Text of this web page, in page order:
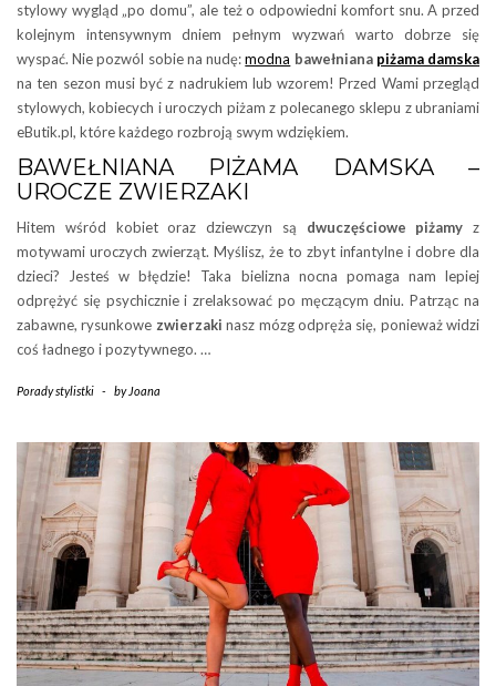
stylowy wygląd „po domu”, ale też o odpowiedni komfort snu. A przed
kolejnym intensywnym dniem pełnym wyzwań warto dobrze się
wyspać. Nie pozwól sobie na nudę:modna bawełniana piżama damska
na ten sezon musi być z nadrukiem lub wzorem! Przed Wami przegląd
stylowych, kobiecych i uroczych piżam z polecanego sklepu z ubraniami
eButik.pl, które każdego rozbroją swym wdziękiem.
BAWEŁNIANA PIŻAMA DAMSKA –
UROCZE ZWIERZAKI
Hitem wśród kobiet oraz dziewczyn są dwuczęściowe piżamy z
motywami uroczych zwierząt. Myślisz, że to zbyt infantylne i dobre dla
dzieci? Jesteś w błędzie! Taka bielizna nocna pomaga nam lepiej
odprężyć się psychicznie i zrelaksować po męczącym dniu. Patrząc na
zabawne, rysunkowe zwierzaki nasz mózg odpręża się, ponieważ widzi
coś ładnego i pozytywnego. …
Porady stylistki - by Joana